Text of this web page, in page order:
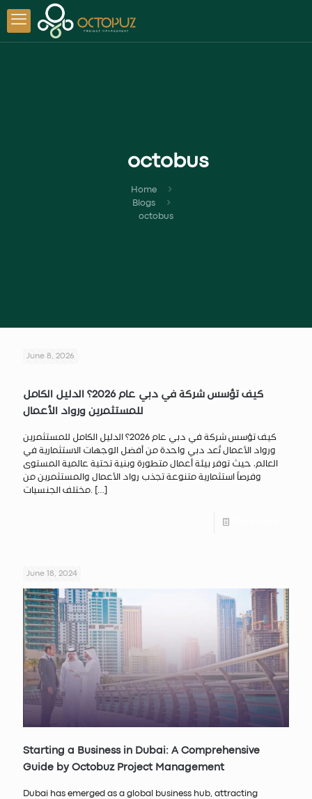
octobus
Home
Blogs
octobus
June 8, 2026
كيف تؤسس شركة في دبي عام 2026؟ الدليل الكامل
للمستثمرين ورواد الأعمال
كيف تؤسس شركة في دبي عام 2026؟ الدليل الكامل للمستثمرين
ورواد الأعمال تُعد دبي واحدة من أفضل الوجهات الاستثمارية في
العالم، حيث توفر بيئة أعمال متطورة وبنية تحتية عالمية المستوى
وفرصاً استثمارية متنوعة تجذب رواد الأعمال والمستثمرين من
June 18, 2024
Starting a Business in Dubai: A Comprehensive
Guide by Octobuz Project Management
Dubai has emerged as a global business hub, attracting